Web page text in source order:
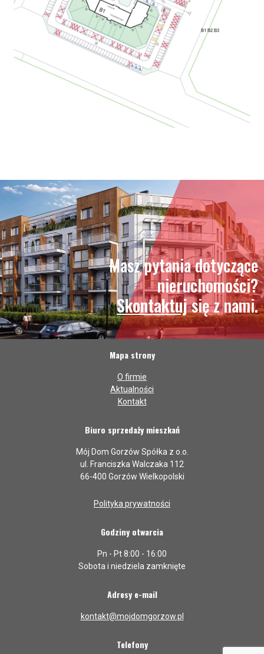
Masz pytania dotyczące
nieruchomości?
Skontaktujsię z nami.
Mapa strony
O firmie
Aktualności
Kontakt
Biuro sprzedaży mieszkań
Mój Dom Gorzów Spółka z o.o.
ul. Franciszka Walczaka 112
66-400 Gorzów Wielkopolski
Polityka prywatności
Godziny otwarcia
Pn - Pt 8:00 - 16:00
Sobota i niedziela zamknięte
Adresy e-mail
kontakt@mojdomgorzow.pl
Telefony